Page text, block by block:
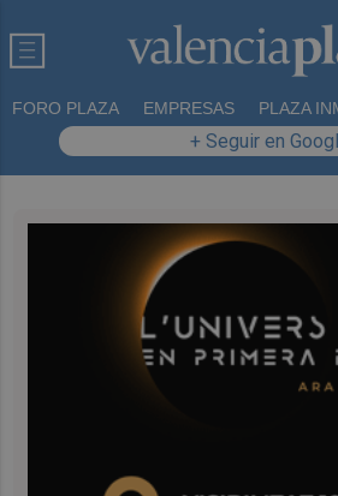
FORO PLAZA EMPRESAS PLAZA
+ Seguir en